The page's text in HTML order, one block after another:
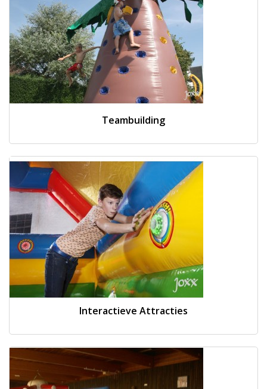
Teambuilding
Interactieve Attracties